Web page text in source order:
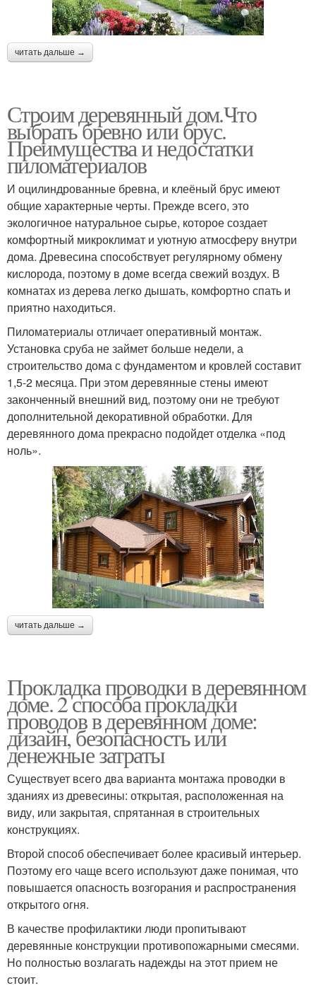
читать дальше →
Строим деревянный дом.Что
выбрать бревно или брус.
Преимущества и недостатки
пиломатериалов
И оцилиндрованные бревна, и клеёный брус имеют
общие характерные черты. Прежде всего, это
экологичное натуральное сырье, которое создает
комфортный микроклимат и уютную атмосферу внутри
дома. Древесина способствует регулярному обмену
кислорода, поэтому в доме всегда свежий воздух. В
комнатах из дерева легко дышать, комфортно спать и
приятно находиться.
Пиломатериалы отличает оперативный монтаж.
Установка сруба не займет больше недели, а
строительство дома с фундаментом и кровлей составит
1,5-2 месяца. При этом деревянные стены имеют
законченный внешний вид, поэтому они не требуют
дополнительной декоративной обработки. Для
деревянного дома прекрасно подойдет отделка «под
ноль».
читать дальше →
Прокладка проводки в деревянном
доме. 2 способа прокладки
проводов в деревянном доме:
дизайн, безопасность или
денежные затраты
Существует всего два варианта монтажа проводки в
зданиях из древесины: открытая, расположенная на
виду, или закрытая, спрятанная в строительных
конструкциях.
Второй способ обеспечивает более красивый интерьер.
Поэтому его чаще всего используют даже понимая, что
повышается опасность возгорания и распространения
открытого огня.
В качестве профилактики люди пропитывают
деревянные конструкции противопожарными смесями.
Но полностью возлагать надежды на этот прием не
стоит.